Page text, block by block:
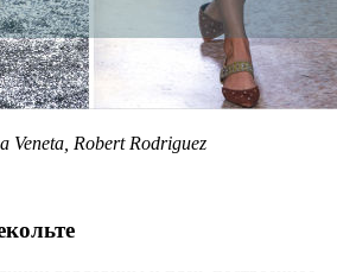
Veneta, Robert Rodriguez